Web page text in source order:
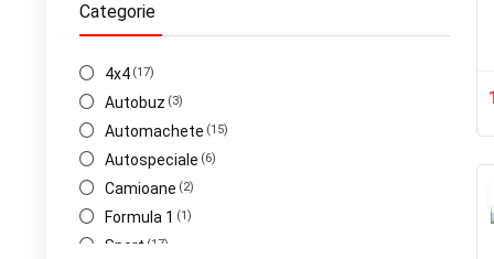
Volkswagen
Maybach
Categorie
4x4 (17)
Autobuz (3)
Automachete (15)
Autospeciale (6)
Camioane (2)
Formula 1 (1)
Sport (17)